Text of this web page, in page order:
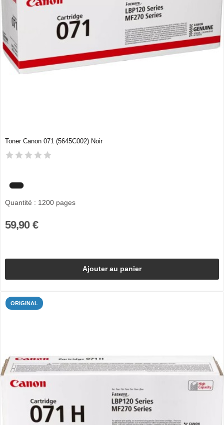
Toner Canon 071 (5645C002) Noir
Quantité : 1200 pages
59,90 €
Ajouter au panier
ORIGINAL